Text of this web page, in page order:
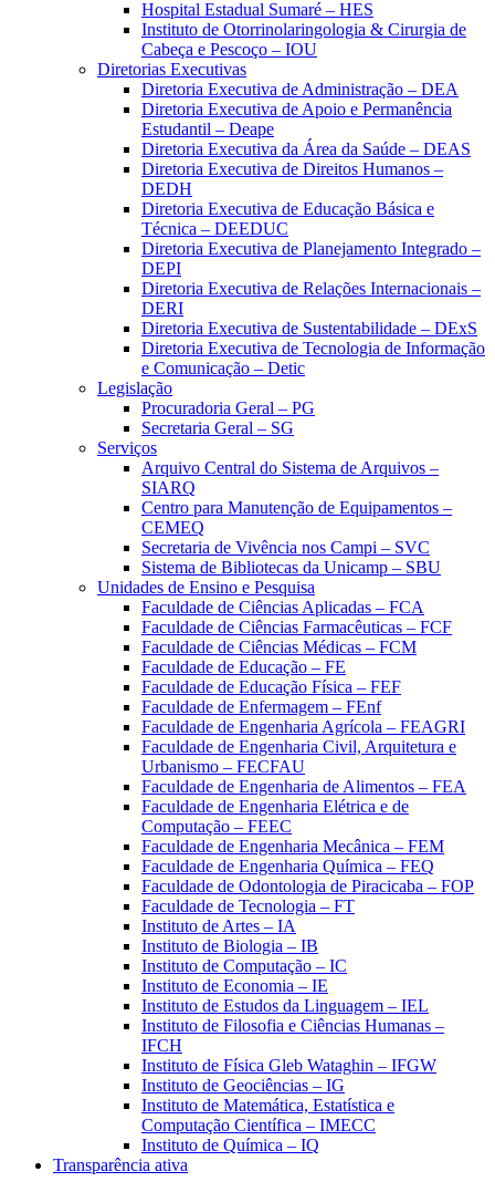
Hospital Estadual Sumaré – HES
Instituto de Otorrinolaringologia & Cirurgia de
Cabeça e Pescoço – IOU
Diretorias Executivas
Diretoria Executiva de Administração – DEA
Diretoria Executiva de Apoio e Permanência
Estudantil – Deape
Diretoria Executiva da Área da Saúde – DEAS
Diretoria Executiva de Direitos Humanos –
DEDH
Diretoria Executiva de Educação Básica e
Técnica – DEEDUC
Diretoria Executiva de Planejamento Integrado –
DEPI
Diretoria Executiva de Relações Internacionais –
DERI
Diretoria Executiva de Sustentabilidade – DExS
Diretoria Executiva de Tecnologia de Informação
e Comunicação – Detic
Legislação
Procuradoria Geral – PG
Secretaria Geral – SG
Serviços
Arquivo Central do Sistema de Arquivos –
SIARQ
Centro para Manutenção de Equipamentos –
CEMEQ
Secretaria de Vivência nos Campi – SVC
Sistema de Bibliotecas da Unicamp – SBU
Unidades de Ensino e Pesquisa
Faculdade de Ciências Aplicadas – FCA
Faculdade de Ciências Farmacêuticas – FCF
Faculdade de Ciências Médicas – FCM
Faculdade de Educação – FE
Faculdade de Educação Física – FEF
Faculdade de Enfermagem – FEnf
Faculdade de Engenharia Agrícola – FEAGRI
Faculdade de Engenharia Civil, Arquitetura e
Urbanismo – FECFAU
Faculdade de Engenharia de Alimentos – FEA
Faculdade de Engenharia Elétrica e de
Computação – FEEC
Faculdade de Engenharia Mecânica – FEM
Faculdade de Engenharia Química – FEQ
Faculdade de Odontologia de Piracicaba – FOP
Faculdade de Tecnologia – FT
Instituto de Artes – IA
Instituto de Biologia – IB
Instituto de Computação – IC
Instituto de Economia – IE
Instituto de Estudos da Linguagem – IEL
Instituto de Filosofia e Ciências Humanas –
IFCH
Instituto de Física Gleb Wataghin – IFGW
Instituto de Geociências – IG
Instituto de Matemática, Estatística e
Computação Científica – IMECC
Instituto de Química – IQ
Transparência ativa